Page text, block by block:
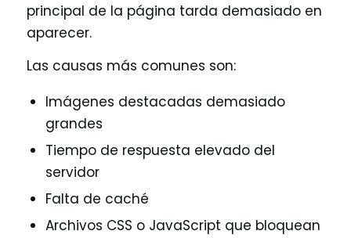
principal de la página tarda demasiado en
aparecer.
Las causas más comunes son:
Imágenes destacadas demasiado
grandes
Tiempo de respuesta elevado del
servidor
Falta de caché
Archivos CSS o JavaScript que bloquean